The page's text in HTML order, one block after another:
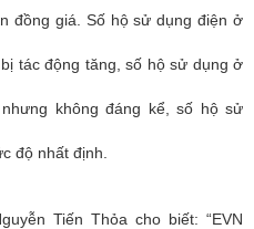
đồng giá. Số hộ sử dụng điện ở
tác động tăng, số hộ sử dụng ở
không đáng kể, số hộ sử
độ nhất định.
Tiến Thỏa cho biết: “EVN